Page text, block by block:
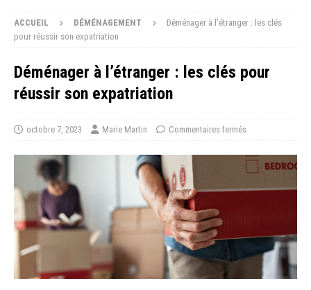
ACCUEIL DÉMÉNAGEMENT
Déménager à l’étranger : les clés
pour réussir son expatriation
Déménager à l’étranger : les clés pour
réussir son expatriation
octobre 7, 2023 Marie Martin Commentaires fermés